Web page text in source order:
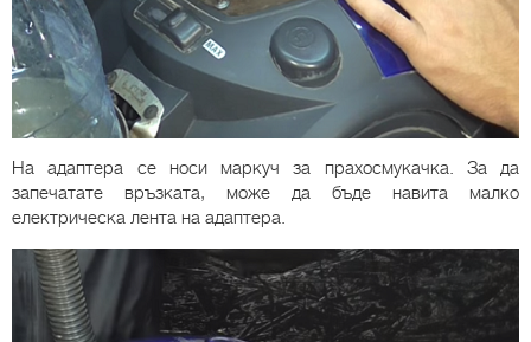
На адаптера се носи маркуч за прахосмукачка. За да
запечатате връзката, може да бъде навита малко
електрическа лента на адаптера.